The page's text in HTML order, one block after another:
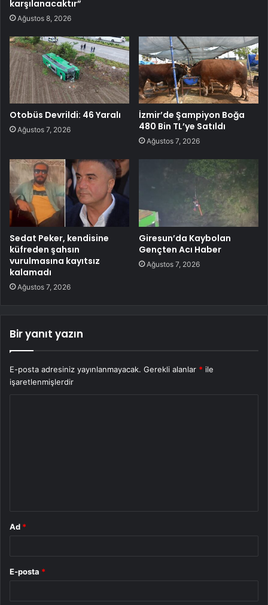
karşılanacaktır”
Ağustos 8, 2026
Otobüs Devrildi: 46 Yaralı
Ağustos 7, 2026
İzmir’de Şampiyon Boğa
480 Bin TL’ye Satıldı
Ağustos 7, 2026
Sedat Peker, kendisine
küfreden şahsın
vurulmasına kayıtsız
kalamadı
Ağustos 7, 2026
Giresun’da Kaybolan
Gençten Acı Haber
Ağustos 7, 2026
Bir yanıt yazın
E-posta adresiniz yayınlanmayacak. Gerekli alanlar * ile
işaretlenmişlerdir
Ad *
E-posta *